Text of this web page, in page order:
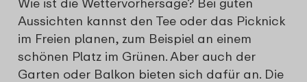
Aussichten kannst den Tee oder das Picknick
im Freien planen, zum Beispiel an einem
schönen Platz im Grünen. Aber auch der
Garten oder Balkon bieten sich dafür an. Die